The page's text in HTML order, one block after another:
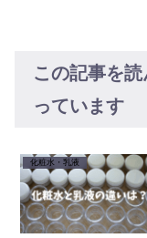
この記事を
っています
化粧水・乳液